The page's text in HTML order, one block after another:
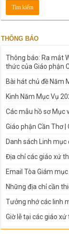
THÔNG BÁO
Thông báo: Ra mắt
thức của Giáo phận
Bài hát chủ đề Năm
Kinh Năm Mục Vụ
Các mẫu hồ sơ Mục
Giáo phận Cần Thơ
Danh sách Linh
Địa chỉ các giáo xứ
Email Tòa Giám
Những địa chỉ cần
Tưởng nhớ các linh
Giờ lễ tại các giáo